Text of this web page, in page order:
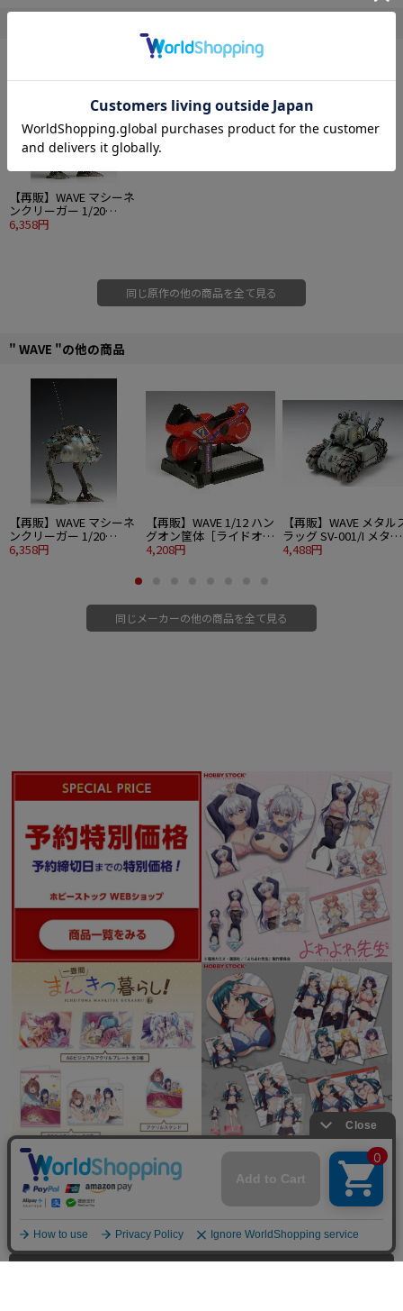
※今回の生産分より成型色が変更となります。
■プラスチックキットモデル
■全高：約120mm
■各関節にポリキャップを使用したフル可動モデル。（一部パーツの組立に接
着剤を使用します。）
(C）Kow Yokoyama
【再販】WAVE マシーネ
ンクリーガー 1/20
H.A.F.S. スーパージェリ
6,358円
同じ原作の他の商品を全て見る
" WAVE "の他の商品
【再販】WAVE マシーネ
ンクリーガー 1/20
H.A.F.S. スーパージェリ
6,358円
【再販】WAVE 1/12 ハン
グオン筐体［ライドオン
タイプ］
4,208円
【再販】WAVE メタル
ラッグ SV-001/I メタル
スラッグ
4,488円
同じメーカーの他の商品を全て見る